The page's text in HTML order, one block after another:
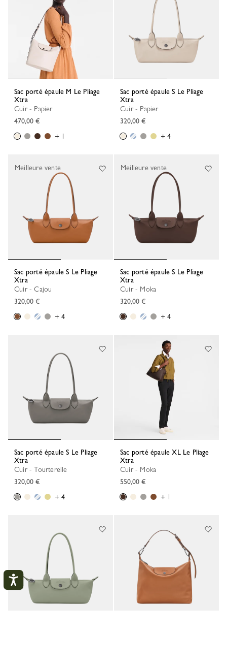
Sac porté épaule M Le Pliage
Xtra
Cuir - Papier
470,00 €
+ 1
Sac porté épaule S Le Pliage
Xtra
Cuir - Papier
320,00 €
+ 4
Sac porté épaule S Le Pliage
Xtra
Cuir - Cajou
320,00 €
+ 4
Meilleure vente
Sac porté épaule S Le Pliage
Xtra
Cuir - Moka
320,00 €
+ 4
Meilleure vente
Sac porté épaule S Le Pliage
Xtra
Cuir - Tourterelle
320,00 €
+ 4
Sac porté épaule XL Le Pliage
Xtra
Cuir - Moka
550,00 €
+ 1